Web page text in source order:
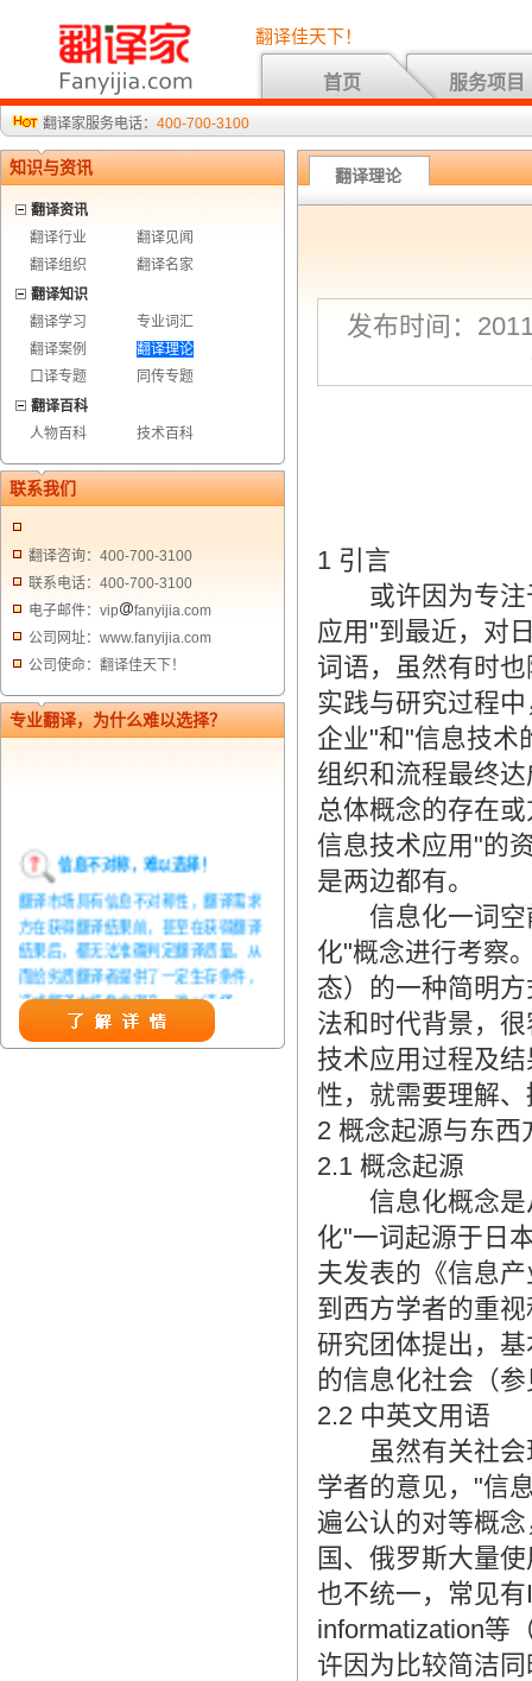
翻译佳天下！
首页 服务项目
翻译家服务电话： 400-700-3100
知识与资讯
翻译资讯
翻译行业
翻译见闻
翻译组织
翻译名家
翻译知识
翻译学习
专业词汇
翻译案例
翻译理论
口译专题
同传专题
翻译百科
人物百科
技术百科
联系我们
翻译咨询：400-700-3100
联系电话：400-700-3100
电子邮件：vip
fanyijia.com
公司网址：www.fanyijia.com
公司使命：翻译佳天下！
专业翻译，为什么难以选择？
信息不对称，难以选择！
翻译市场具有信息不对称性，翻译需求
方在获得翻译结果前，甚至在获得翻译
结果后，都无法准确判定翻译质量。从
而给劣质翻译者提供了一定生存条件，
造成翻译市场鱼龙混杂，难以选择。
翻译家，值得信赖！
翻译理论
发布时间：
1 引言
或许因为专注
应用"到最近，对
词语，虽然有时
实践与研究过程
企业"和"信息技术
组织和流程最终
总体概念的存在
信息技术应用"的
是两边都有。
信息化一词空
化"概念进行考察
态）的一种简明
法和时代背景，
技术应用过程及
性，就需要理解
2 概念起源与东西
2.1 概念起源
信息化概念是
化"一词起源于日
夫发表的《信息
到西方学者的重
研究团体提出，
的信息化社会（
2.2 中英文用语
虽然有关社会
学者的意见，"信
遍公认的对等概
国、俄罗斯大量
也不统一，常见
informatization等
许因为比较简洁